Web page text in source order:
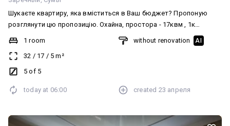
Шукаєте квартиру, яка вміститься в Ваш бюджет? Пропоную
розглянути цю пропозицію. Охайна, простора - 17квм , 1к
квартира на 5 поверсі. Дах в порядку. Стан жила косметика,
вікна - дерево, балкон застеклений. Залишається все, що на
фото. Євідновлення працюємо. І найголовніше - без комісії для
покупця! Цікаво? Дзвоніть! Записуйтесь на перегляд!
1 room
32 / 17 / 5 m²
5 of 5
without renovation AI
today at 06:00 created 23 апреля